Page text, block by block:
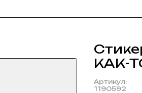
КАК-
Артикул:
1190592